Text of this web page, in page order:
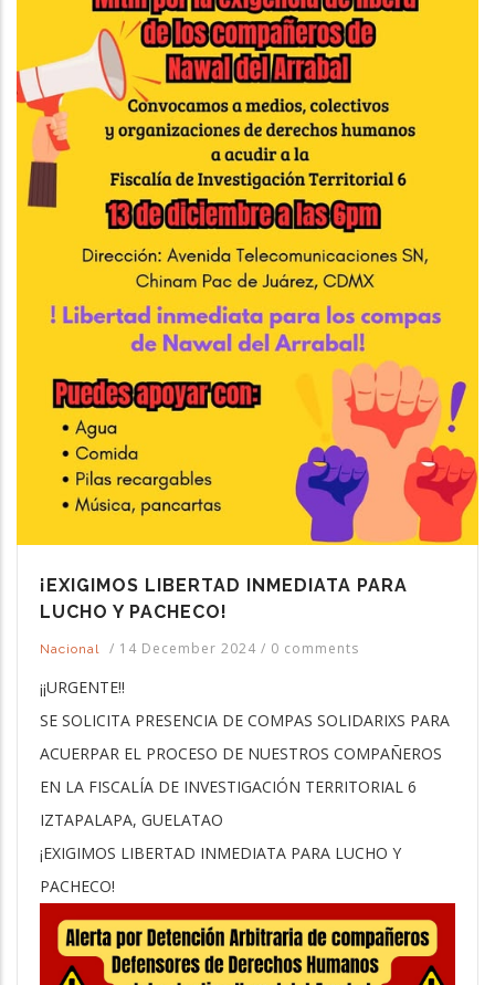
¡EXIGIMOS LIBERTAD INMEDIATA PARA
LUCHO Y PACHECO!
Nacional / 14 December 2024 / 0 comments
¡¡URGENTE!!
SE SOLICITA PRESENCIA DE COMPAS SOLIDARIXS PARA
ACUERPAR EL PROCESO DE NUESTROS COMPAÑEROS
EN LA FISCALÍA DE INVESTIGACIÓN TERRITORIAL 6
IZTAPALAPA, GUELATAO
¡EXIGIMOS LIBERTAD INMEDIATA PARA LUCHO Y
PACHECO!